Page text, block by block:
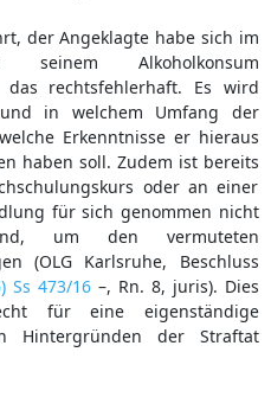
der Angeklagte habe sich im
Alkoholkonsum
das rechtsfehlerhaft. Es wird
in welchem Umfang der
Erkenntnisse er hieraus
haben soll. Zudem ist bereits
oder an einer
für sich genommen nicht
um den vermuteten
(OLG Karlsruhe, Beschluss
Ss 473/16–, Rn. 8, juris). Dies
für eine eigenständige
Hintergründen der Straftat